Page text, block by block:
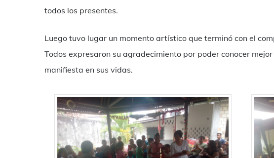
todos los presentes.
Luego tuvo lugar un momento artístico que terminó con el
Todos expresaron su agradecimiento por poder conocer
manifiesta en sus vidas.